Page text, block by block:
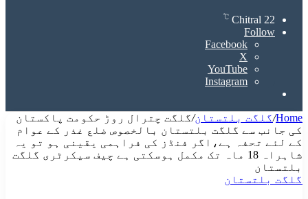
Chitral 22
℃
Follow
Facebook
X
YouTube
Instagram
Home
/گلگت بلتستان/گلگت چترال روڑ حکومت پاکستان
کی جانب سے گلگت بلتستان بالخصوص ضلع غذر کے عوام
کے لئے تحفہ ہے،اگر فنڈز کی فراہمی یقینی ہو تو یہ
شاہراہ 18 ماہ تک مکمل ہوسکتی ہے چیف سیکرٹری گلگت
بلتستان
گلگت بلتستان